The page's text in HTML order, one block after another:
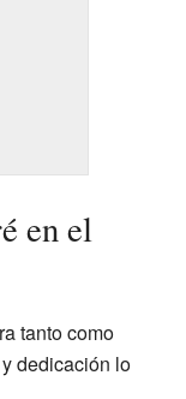
en el
tanto como
dedicación lo